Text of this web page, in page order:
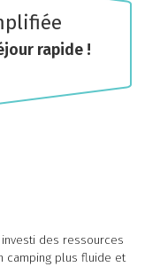
rapide !
investi des ressources
camping plus fluide et